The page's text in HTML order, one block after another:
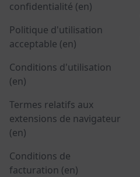
confidentialité (en)
Politique d'utilisation
acceptable (en)
Conditions d'utilisation
(en)
Termes relatifs aux
extensions de navigateur
(en)
Conditions de
facturation (en)